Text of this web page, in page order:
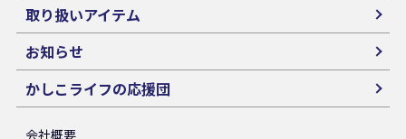
取り扱いアイテム
お知らせ
かしこライフの応援団
会社概要